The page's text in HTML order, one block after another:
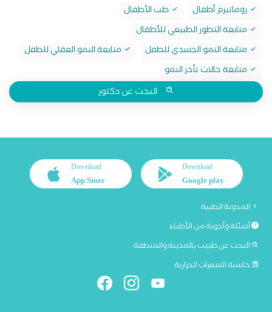
روماتيزم أطفال
طب الأطفال
متابعة التطور الطبيعي للأطفال
متابعة النمو الجسدي للطفل
متابعة النمو العقلي للطفل
متابعة حالات تأخر النمو
البحث عن دكتور
Download
Google play
Download
App Store
المدونة الطبية
أسئلة وأجوبة من الأطباء
البحث عن طبيب بالمدينة والمنطقة
حاسبة السعرات الحرارية